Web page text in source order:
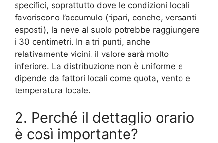
specifici, soprattutto dove le condizioni locali
favoriscono l’accumulo (ripari, conche, versanti
esposti), la neve al suolo potrebbe raggiungere
i 30 centimetri. In altri punti, anche
relativamente vicini, il valore sarà molto
inferiore. La distribuzione non è uniforme e
dipende da fattori locali come quota, vento e
temperatura locale.
2. Perché il dettaglio orario
è così importante?